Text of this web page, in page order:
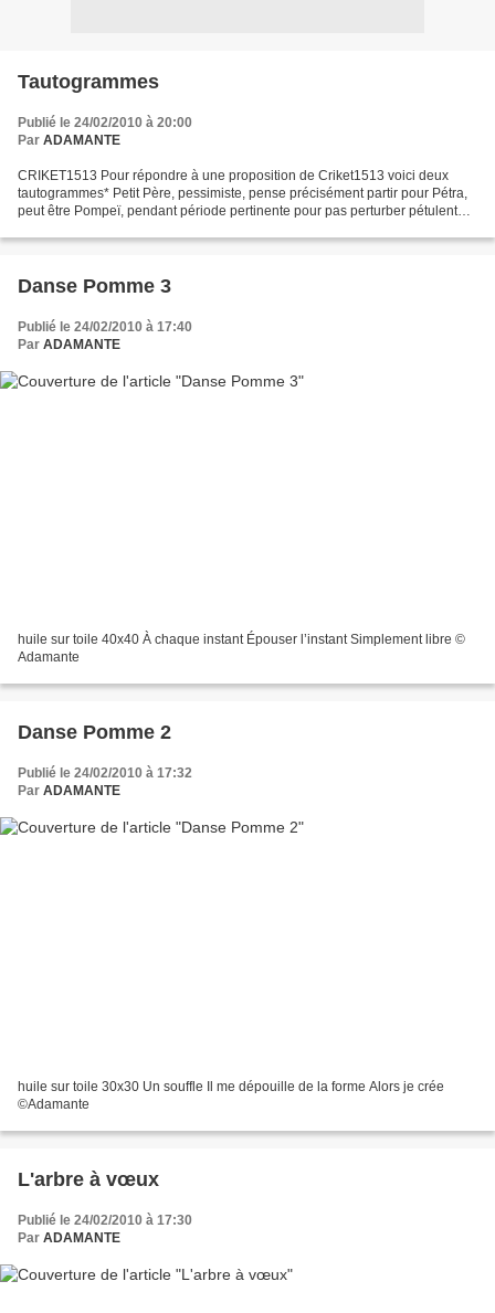
Tautogrammes
Publié le 24/02/2010 à 20:00
Par ADAMANTE
CRIKET1513 Pour répondre à une proposition de Criket1513 voici deux
tautogrammes* Petit Père, pessimiste, pense précisément partir pour Pétra,
peut être Pompeï, pendant période pertinente pour pas perturber pétulente
Danse Pomme 3
Publié le 24/02/2010 à 17:40
Par ADAMANTE
huile sur toile 40x40 À chaque instant Épouser l’instant Simplement libre ©
Adamante
Danse Pomme 2
Publié le 24/02/2010 à 17:32
Par ADAMANTE
huile sur toile 30x30 Un souffle Il me dépouille de la forme Alors je crée
©Adamante
L'arbre à vœux
Publié le 24/02/2010 à 17:30
Par ADAMANTE